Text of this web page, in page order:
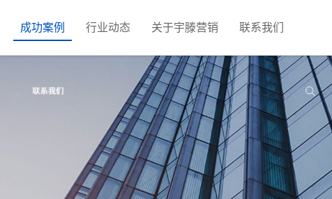
成功案例 行业动态 关于宇滕营销 联系我们
营销推广 图文广告